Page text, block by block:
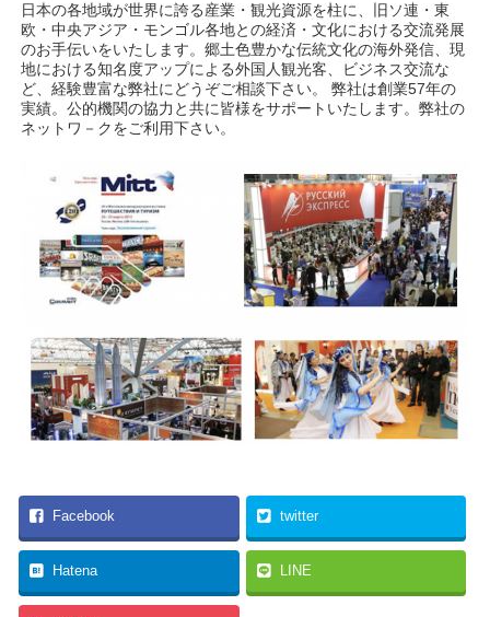
日本の各地域が世界に誇る産業・観光資源を柱に、旧ソ連・東
欧・中央アジア・モンゴル各地との経済・文化における交流発展
のお手伝いをいたします。郷土色豊かな伝統文化の海外発信、現
地における知名度アップによる外国人観光客、ビジネス交流な
ど、経験豊富な弊社にどうぞご相談下さい。 弊社は創業57年の
実績。公的機関の協力と共に皆様をサポートいたします。弊社の
ネットワ－クをご利用下さい。
Facebook twitter
Hatena LINE